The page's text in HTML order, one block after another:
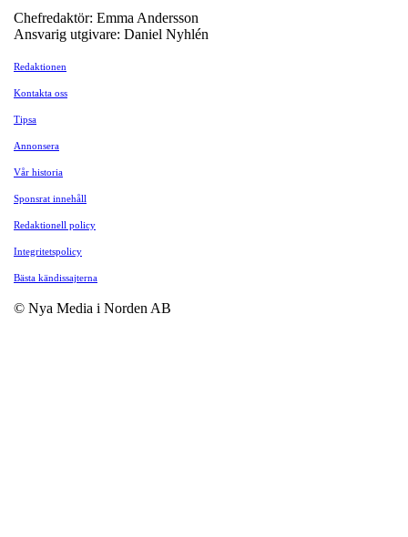
Chefredaktör: Emma Andersson
Ansvarig utgivare: Daniel Nyhlén
Redaktionen
Kontakta oss
Tipsa
Annonsera
Vår historia
Sponsrat innehåll
Redaktionell policy
Integritetspolicy
Bästa kändissajterna
© Nya Media i Norden AB